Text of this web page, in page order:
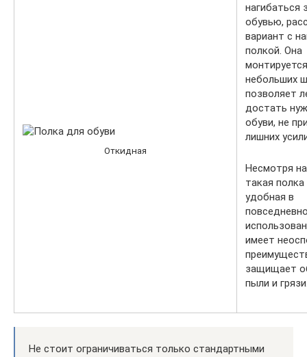
Откидная
нагибаться
обувью,
вариант с
полкой. Она
небольших
позволяет
достать
обуви, не
лишних
Несмотря
такая
удобная в
имеет
защищает
пыли и
Не стоит ограничиваться только стандартными